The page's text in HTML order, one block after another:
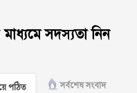
সদস্যতা নিন
পঠিত সর্বশেষ সংবাদ